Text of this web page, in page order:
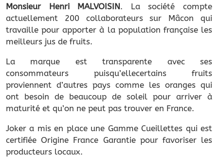
Monsieur Henri MALVOISIN. La société compte
actuellement 200 collaborateurs sur Mâcon qui
travaille pour apporter à la population française les
meilleurs jus de fruits.
La marque est transparente avec ses
consommateurs puisqu’ellecertains fruits
proviennent d’autres pays comme les oranges qui
ont besoin de beaucoup de soleil pour arriver à
maturité et qu’on ne peut pas trouver en France.
Joker a mis en place une Gamme Cueillettes qui est
certifiée Origine France Garantie pour favoriser les
producteurs locaux.